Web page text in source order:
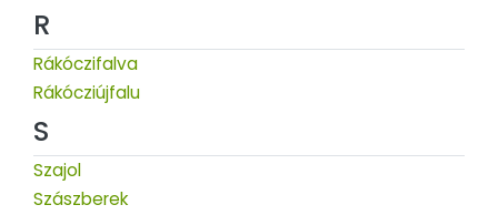
R
Rákóczifalva
Rákócziújfalu
S
Szajol
Szászberek